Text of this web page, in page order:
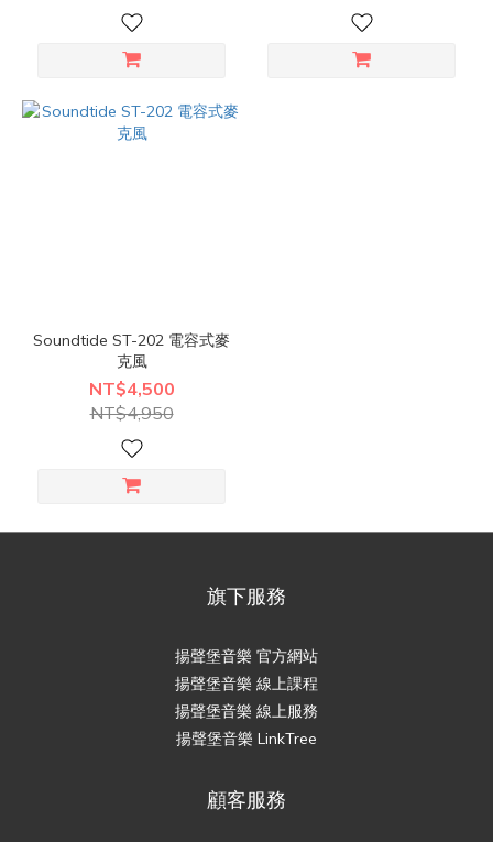
Soundtide ST-202 電容式麥
克風
NT$4,500
NT$4,950
旗下服務
揚聲堡音樂 官方網站
揚聲堡音樂 線上課程
揚聲堡音樂 線上服務
揚聲堡音樂 LinkTree
顧客服務